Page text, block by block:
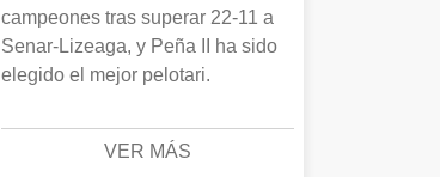
campeones tras superar 22-11 a
Senar-Lizeaga, y Peña II ha sido
elegido el mejor pelotari.
VER MÁS